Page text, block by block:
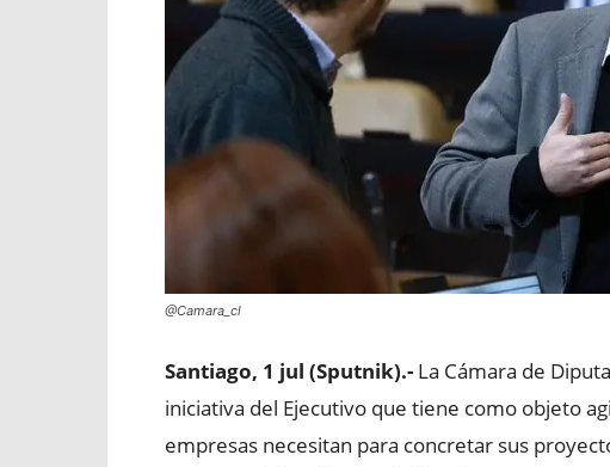
@Camara_cl
Santiago, 1 jul (Sputnik).- La Cámara de
iniciativa del Ejecutivo que tiene como objeto
empresas necesitan para concretar sus